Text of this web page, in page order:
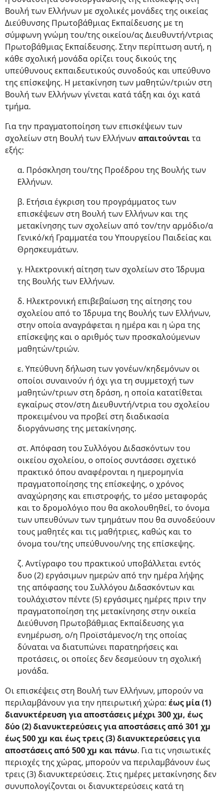
Βουλή των Ελλήνων με σχολικές μονάδες της οικείας
Διεύθυνσης Πρωτοβάθμιας Εκπαίδευσης με τη
σύμφωνη γνώμη του/της οικείου/ας Διευθυντή/ντριας
Πρωτοβάθμιας Εκπαίδευσης. Στην περίπτωση αυτή, η
κάθε σχολική μονάδα ορίζει τους δικούς της
υπεύθυνους εκπαιδευτικούς συνοδούς και υπεύθυνο
της επίσκεψης. Η μετακίνηση των μαθητών/τριών στη
Βουλή των Ελλήνων γίνεται κατά τάξη και όχι κατά
τμήμα.
Για την πραγματοποίηση των επισκέψεων των
σχολείων στη Βουλή των Ελλήνων απαιτούνταιτα
εξής:
α. Πρόσκληση του/της Προέδρου της Βουλής των
Ελλήνων.
β. Ετήσια έγκριση του προγράμματος των
επισκέψεων στη Βουλή των Ελλήνων και της
μετακίνησης των σχολείων από τον/την αρμόδιο/α
Γενικό/κή Γραμματέα του Υπουργείου Παιδείας και
Θρησκευμάτων.
γ. Ηλεκτρονική αίτηση των σχολείων στο Ίδρυμα
της Βουλής των Ελλήνων.
δ. Ηλεκτρονική επιβεβαίωση της αίτησης του
σχολείου από το Ίδρυμα της Βουλής των Ελλήνων,
στην οποία αναγράφεται η ημέρα και η ώρα της
επίσκεψης και ο αριθμός των προσκαλούμενων
μαθητών/τριών.
ε. Υπεύθυνη δήλωση των γονέων/κηδεμόνων οι
οποίοι συναινούν ή όχι για τη συμμετοχή των
μαθητών/τριων στη δράση, η οποία κατατίθεται
εγκαίρως στον/στη Διευθυντή/ντρια του σχολείου
προκειμένου να προβεί στη διαδικασία
διοργάνωσης της μετακίνησης.
στ. Απόφαση του Συλλόγου Διδασκόντων του
οικείου σχολείου, ο οποίος συντάσσει σχετικό
πρακτικό όπου αναφέρονται η ημερομηνία
πραγματοποίησης της επίσκεψης, ο χρόνος
αναχώρησης και επιστροφής, το μέσο μεταφοράς
και το δρομολόγιο που θα ακολουθηθεί, το όνομα
των υπευθύνων των τμημάτων που θα συνοδεύουν
τους μαθητές και τις μαθήτριες, καθώς και το
όνομα του/της υπεύθυνου/νης της επίσκεψης.
ζ. Αντίγραφο του πρακτικού υποβάλλεται εντός
δυο (2) εργάσιμων ημερών από την ημέρα λήψης
της απόφασης του Συλλόγου Διδασκόντων και
τουλάχιστον πέντε (5) εργάσιμες ημέρες πριν την
πραγματοποίηση της μετακίνησης στην οικεία
Διεύθυνση Πρωτοβάθμιας Εκπαίδευσης για
ενημέρωση, ο/η Προϊστάμενος/η της οποίας
δύναται να διατυπώνει παρατηρήσεις και
προτάσεις, οι οποίες δεν δεσμεύουν τη σχολική
μονάδα.
Οι επισκέψεις στη Βουλή των Ελλήνων, μπορούν να
περιλαμβάνουν για την ηπειρωτική χώρα: έως μία (1)
διανυκτέρευση για αποστάσεις μέχρι 300 χμ, έως
δύο (2) διανυκτερεύσεις για αποστάσεις από 301 χμ
έως 500 χμ και έως τρεις (3) διανυκτερεύσεις για
αποστάσεις από 500 χμ και πάνω. Για τις νησιωτικές
περιοχές της χώρας, μπορούν να περιλαμβάνουν έως
τρεις (3) διανυκτερεύσεις. Στις ημέρες μετακίνησης δεν
συνυπολογίζονται οι διανυκτερεύσεις κατά τη